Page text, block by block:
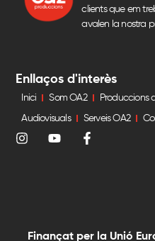
clients que em
avalen la nostra
Enllaços d'interès
Inici Som OA2 Produccions
Audiovisuals Serveis OA2
Finançat per la Unió